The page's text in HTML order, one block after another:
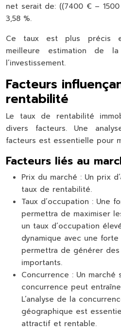
net serait de: ((7400 € –
3,58 %.
Ce taux est plus précis
meilleure estimation de
l’investissement.
Facteurs
rentabilité
Le taux de rentabilité
divers facteurs. Une
facteurs est essentielle pour
Facteurs liés au
Prix du marché : Un prix
taux de rentabilité.
Taux d’occupation : Une
permettra de maximiser
un taux d’occupation
dynamique avec une
permettra de générer des
importants.
Concurrence : Un marché
concurrence peut
L’analyse de la
géographique est
attractif et rentable.